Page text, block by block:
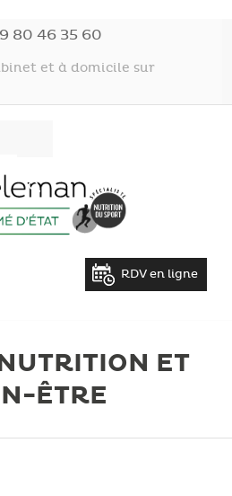
80 46 35 60
et à domicile sur
RDV en ligne
ET
ÊTRE